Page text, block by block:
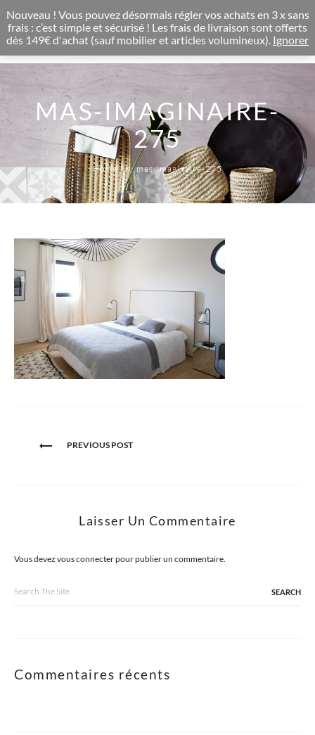
0
MAS-IMAGINAIRE-
275
Home mas-imaginaire-275
NavigationPREVIOUS POST
Laisser Un Commentaire
Vous devez vous connecterpour publier un commentaire.
for:
Commentaires récents
Nouveau ! Vous pouvez désormais régler vos achats en 3 x sans
frais : c’est simple et sécurisé ! Les frais de livraison sont offerts
dès 149€ d'achat (sauf mobilier et articles volumineux). Ignorer